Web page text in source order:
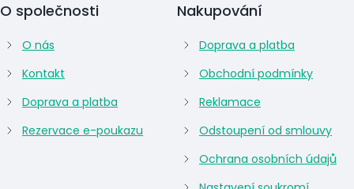
O společnosti
O nás
Kontakt
Doprava a platba
Rezervace e-poukazu
Nakupování
Doprava a platba
Obchodní podmínky
Reklamace
Odstoupení od smlouvy
Ochrana osobních údajů